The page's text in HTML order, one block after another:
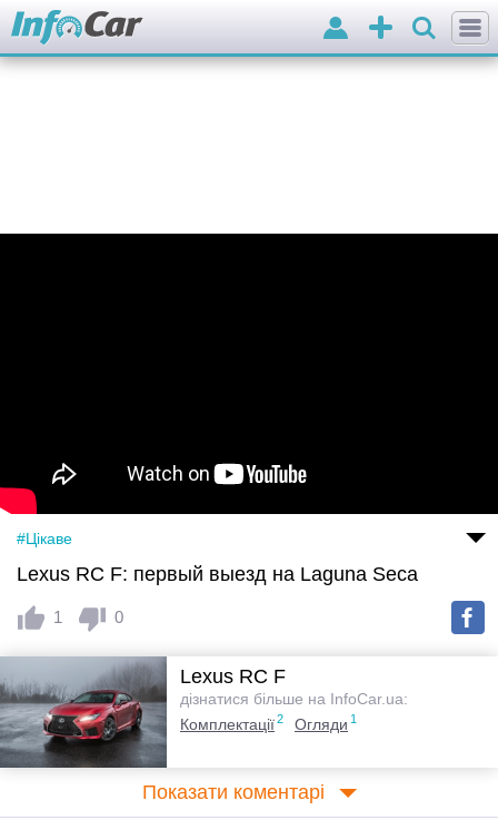
Додати
оголошення
Вхід
#Цікаве
Lexus RC F: первый выезд на Laguna Seca
1 0
Lexus RC F
дізнатися більше на InfoCar.ua:
Комплектації2 Огляди 1
Показати коментарі